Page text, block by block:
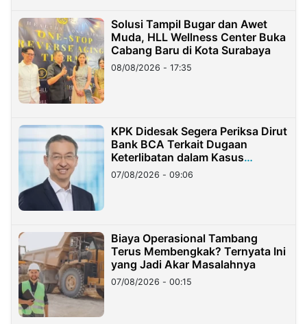
Solusi Tampil Bugar dan Awet
Muda, HLL Wellness Center Buka
Cabang Baru di Kota Surabaya
08/08/2026 - 17:35
KPK Didesak Segera Periksa Dirut
Bank BCA Terkait Dugaan
Keterlibatan dalam Kasus
Hilangnya Dana Nasabah Rp2,58
Miliar
07/08/2026 - 09:06
Biaya Operasional Tambang
Terus Membengkak? Ternyata Ini
yang Jadi Akar Masalahnya
07/08/2026 - 00:15